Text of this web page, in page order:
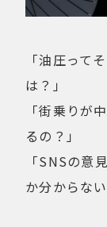
「油圧って
は？」
「街乗りが
るの？」
「SNSの意
か分からな